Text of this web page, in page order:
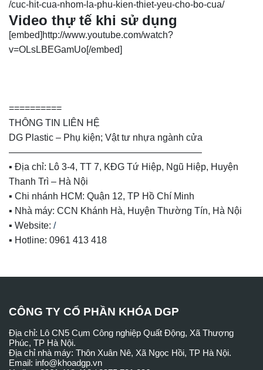
/cuc-hit-cua-nhom-la-phu-kien-thiet-yeu-cho-bo-cua/
Video thự tế khi sử dụng
[embed]http://www.youtube.com/watch?
v=OLsLBEGamUo[/embed]
==========
THÔNG TIN LIÊN HỆ
DG Plastic – Phụ kiện; Vật tư nhựa ngành cửa
————————————————————–
▪️ Địa chỉ: Lô 3-4, TT 7, KĐG Tứ Hiệp, Ngũ Hiệp, Huyện
Thanh Trì – Hà Nội
▪️ Chi nhánh HCM: Quận 12, TP Hồ Chí Minh
▪️ Nhà máy: CCN Khánh Hà, Huyện Thường Tín, Hà Nội
▪️ Website: /
▪️ Hotline: 0961 413 418
CÔNG TY CỔ PHẦN KHÓA DGP
Địa chỉ: Lô CN5 Cụm Công nghiệp Quất Động, Xã Thượng
Phúc, TP Hà Nội.
Địa chỉ nhà máy: Thôn Xuân Nê, Xã Ngọc Hồi, TP Hà Nội.
Email: info@khoadgp.vn